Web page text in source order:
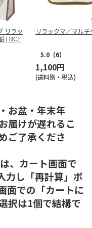
リラッ
FBC1
リラックマ／マル
5.0 （6）
1,100円
(送料別・税込)
お盆・年末年
届けが遅れるこ
ご了承くださ
、カート画面で
力し「再計算」ボ
面での「カートに
択は1個で結構で